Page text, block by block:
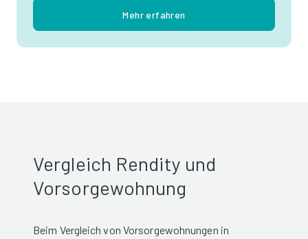
Mehr erfahren
Vergleich Rendity und
Vorsorgewohnung
Beim Vergleich von Vorsorgewohnungen in